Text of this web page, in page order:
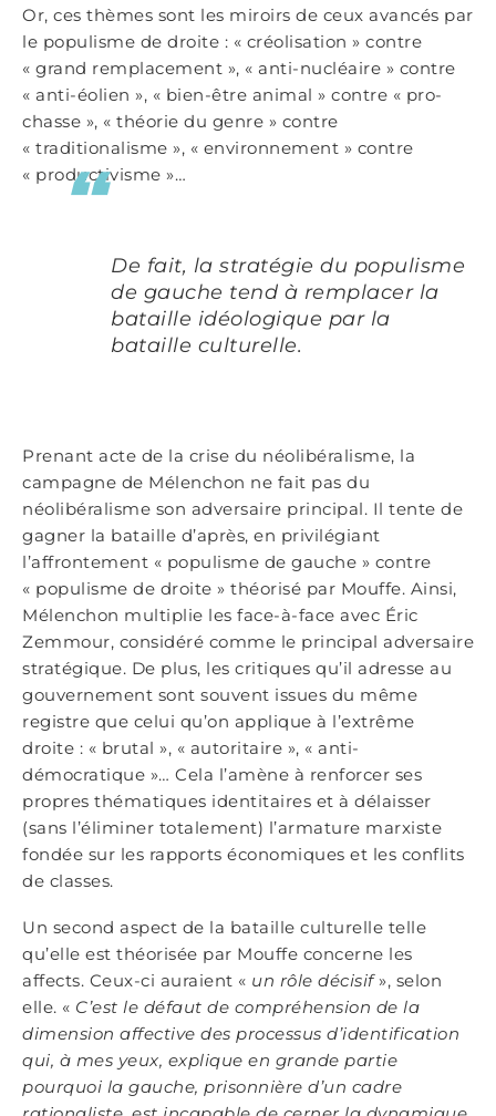
Or, ces thèmes sont les miroirs de ceux avancés par
le populisme de droite : « créolisation » contre
« grand remplacement », « anti-nucléaire » contre
« anti-éolien », « bien-être animal » contre « pro-
chasse », « théorie du genre » contre
« traditionalisme », « environnement » contre
« productivisme »…
De fait, la stratégie du populisme
de gauche tend à remplacer la
bataille idéologique par la
bataille culturelle.
Prenant acte de la crise du néolibéralisme, la
campagne de Mélenchon ne fait pas du
néolibéralisme son adversaire principal. Il tente de
gagner la bataille d’après, en privilégiant
l’affrontement « populisme de gauche » contre
« populisme de droite » théorisé par Mouffe. Ainsi,
Mélenchon multiplie les face-à-face avec Éric
Zemmour, considéré comme le principal adversaire
stratégique. De plus, les critiques qu’il adresse au
gouvernement sont souvent issues du même
registre que celui qu’on applique à l’extrême
droite : « brutal », « autoritaire », « anti-
démocratique »… Cela l’amène à renforcer ses
propres thématiques identitaires et à délaisser
(sans l’éliminer totalement) l’armature marxiste
fondée sur les rapports économiques et les conflits
de classes.
Un second aspect de la bataille culturelle telle
qu’elle est théorisée par Mouffe concerne les
affects. Ceux-ci auraient « un rôle décisif», selon
elle. « C’est le défaut de compréhension de la
dimension affective des processus d’identification
qui, à mes yeux, explique en grande partie
pourquoi la gauche, prisonnière d’un cadre